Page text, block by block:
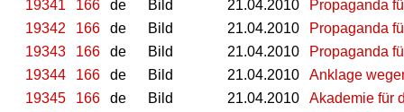
19341
166 de Bild 21.04.2010
Propaganda
19342
166 de Bild 21.04.2010
Propaganda
19343
166 de Bild 21.04.2010
Propaganda
19344
166 de Bild 21.04.2010
Anklage
19345
166 de Bild 21.04.2010
Akademie für